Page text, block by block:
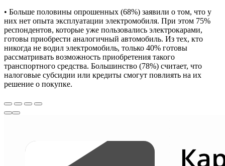
• Больше половины опрошенных (68%) заявили о том, что у
них нет опыта эксплуатации электромобиля. При этом 75%
респондентов, которые уже пользовались электрокарами,
готовы приобрести аналогичный автомобиль. Из тех, кто
никогда не водил электромобиль, только 40% готовы
рассматривать возможность приобретения такого
транспортного средства. Большинство (78%) считает, что
налоговые субсидии или кредиты смогут повлиять на их
решение о покупке.